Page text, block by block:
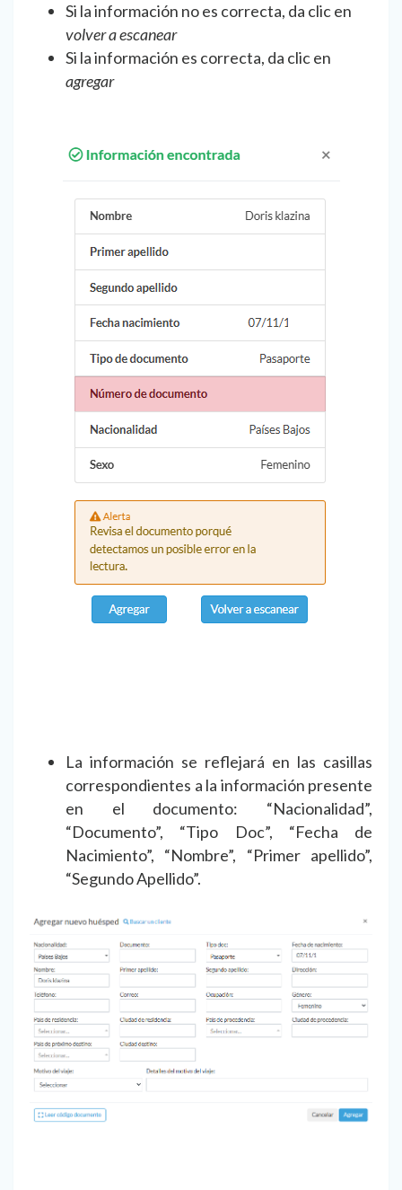
Si la información no es correcta, da clic en
volver a escanear
Si la información es correcta, da clic en
agregar
La información se reflejará en las casillas
correspondientes a la información presente
en el documento: “Nacionalidad”,
“Documento”, “Tipo Doc”, “Fecha de
Nacimiento”, “Nombre”, “Primer apellido”,
“Segundo Apellido”.